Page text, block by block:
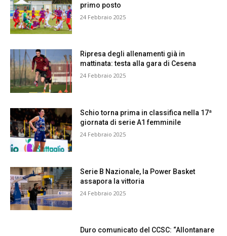
primo posto
24 Febbraio 2025
Ripresa degli allenamenti già in
mattinata: testa alla gara di Cesena
24 Febbraio 2025
Schio torna prima in classifica nella 17ª
giornata di serie A1 femminile
24 Febbraio 2025
Serie B Nazionale, la Power Basket
assapora la vittoria
24 Febbraio 2025
Duro comunicato del CCSC: “Allontanare